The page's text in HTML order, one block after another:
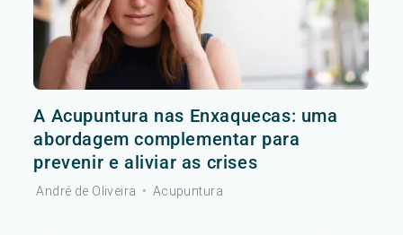
A Acupuntura nas Enxaquecas: uma
abordagem complementar para
prevenir e aliviar as crises
André de Oliveira • Acupuntura